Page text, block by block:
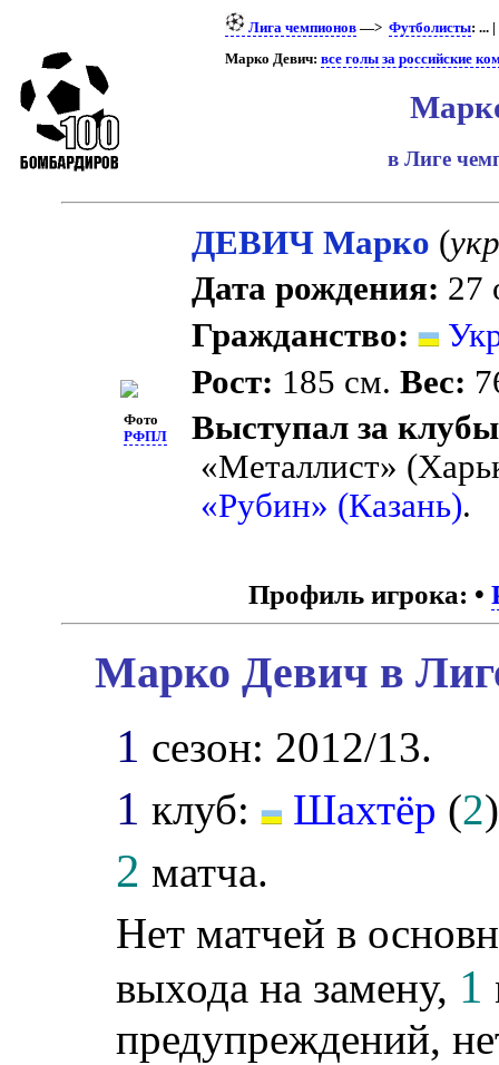
Лига чемпионов—> Футболисты: ... |
Марко Девич: все голы за российские
в Лиге
Фото
РФПЛ
ДЕВИЧ Марко (
Дата рождения: 27
Гражданство:
Рост: 185 см.Вес:
Выступал за
«Металлист»
«Рубин» (Казань).
Профиль игрока: •
Марко Девич в
1 сезон: 2012/13.
1 клуб: Шахтёр (2
2 матча.
Нет матчей в
выхода на замену, 1
предупреждений,